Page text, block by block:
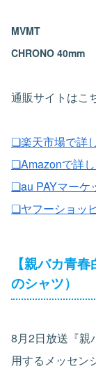
MVMT
CHRONO 40mm
通販サイトはこ
❏楽天市場で詳
❏Amazonで詳
❏au PAYマーケ
❏ヤフーショッ
【親バカ青
のシャツ）
8月2日放送『親
用するメッセン